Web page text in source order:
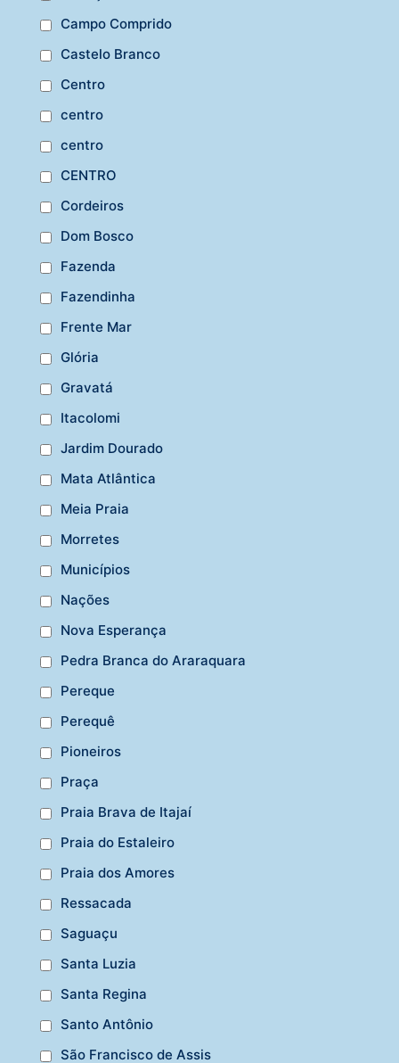
Campo Comprido
Castelo Branco
Centro
centro
centro
CENTRO
Cordeiros
Dom Bosco
Fazenda
Fazendinha
Frente Mar
Glória
Gravatá
Itacolomi
Jardim Dourado
Mata Atlântica
Meia Praia
Morretes
Municípios
Nações
Nova Esperança
Pedra Branca do Araraquara
Pereque
Perequê
Pioneiros
Praça
Praia Brava de Itajaí
Praia do Estaleiro
Praia dos Amores
Ressacada
Saguaçu
Santa Luzia
Santa Regina
Santo Antônio
São Francisco de Assis